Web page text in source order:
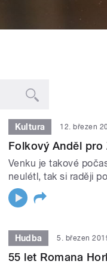
Kultura 12. březen
Folkový Anděl pro
Venku je takové
neulétl, tak si raději
Hudba 5. březen
55 let Romana